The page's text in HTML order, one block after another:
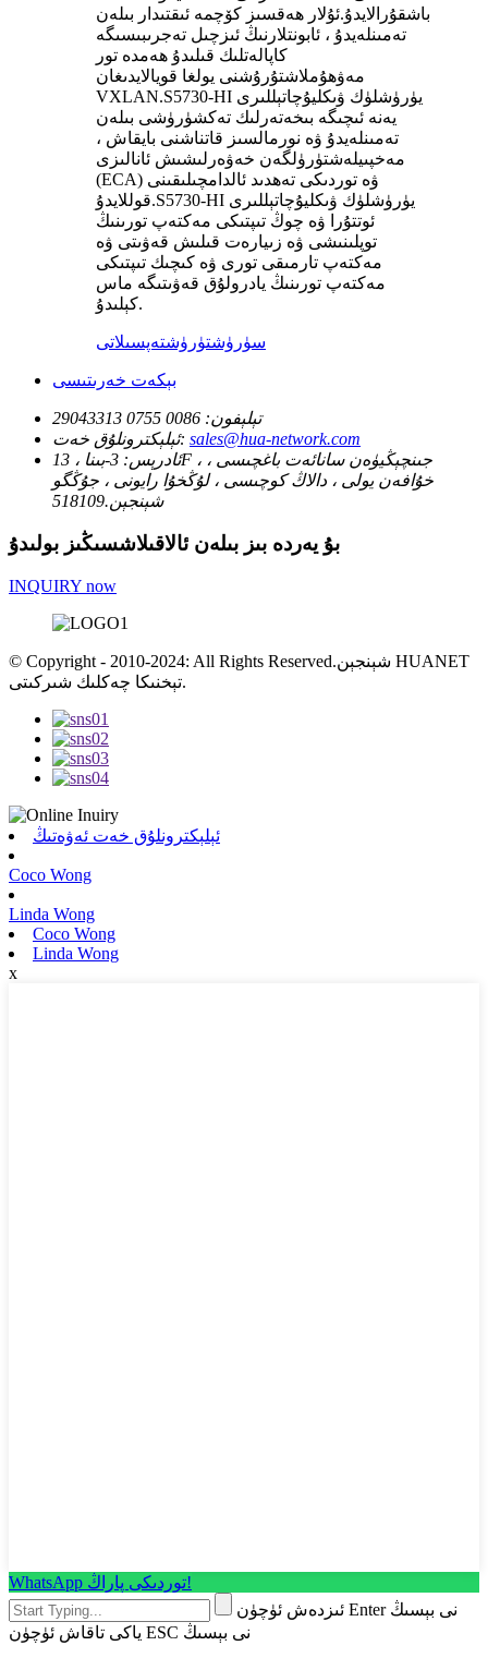
باشقۇرالايدۇ.ئۇلار ھەقسىز كۆچمە ئىقتىدار بىلەن
تەمىنلەيدۇ ، ئابونتلارنىڭ ئىزچىل تەجرىبىسىگە
كاپالەتلىك قىلىدۇ ھەمدە تور
مەۋھۇملاشتۇرۇشنى يولغا قويالايدىغان
VXLAN.S5730-HI يۈرۈشلۈك ۋىكليۇچاتېللىرى
يەنە ئىچىگە بىخەتەرلىك تەكشۈرۈشى بىلەن
تەمىنلەيدۇ ۋە نورمالسىز قاتناشنى بايقاش ،
مەخپىيلەشتۈرۈلگەن خەۋەرلىشىش ئانالىزى
(ECA) ۋە توردىكى تەھدىد ئالدامچىلىقىنى
قوللايدۇ.S5730-HI يۈرۈشلۈك ۋىكليۇچاتېللىرى
ئوتتۇرا ۋە چوڭ تىپتىكى مەكتەپ تورىنىڭ
توپلىنىشى ۋە زىيارەت قىلىش قەۋىتى ۋە
مەكتەپ تارمىقى تورى ۋە كىچىك تىپتىكى
مەكتەپ تورىنىڭ يادرولۇق قەۋىتىگە ماس
كېلىدۇ.
سۈرۈشتۈرۈشتەپسىلاتى
بېكەت خەرىتىسى
تېلېفون: 0086 0755 29043313
ئېلېكترونلۇق خەت: sales@hua-network.com
ئادرېس:
3-بىنا ، 13F ، جىنچېڭيۈەن سانائەت باغچىسى ،
خۇافەن يولى ، دالاڭ كوچىسى ، لۇڭخۇا رايونى ، جۇڭگو
شېنجېن.518109
بۇ يەردە بىز بىلەن ئالاقىلاشسىڭىز بولىدۇ
INQUIRY now
© Copyright - 2010-2024: All Rights Reserved.شېنجېن HUANET
تېخنىكا چەكلىك شىركىتى.
ئېلېكترونلۇق خەت ئەۋەتىڭ
Coco Wong
Linda Wong
Coco Wong
Linda Wong
x
WhatsApp توردىكى پاراڭ!
ئىزدەش ئۈچۈن Enter نى بېسىڭ
ياكى تاقاش ئۈچۈن ESC نى بېسىڭ